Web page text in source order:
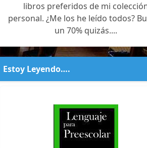
libros preferidos de mi
personal. ¿Me los he leído todos?
un 70% quizás....
Estoy Leyendo….